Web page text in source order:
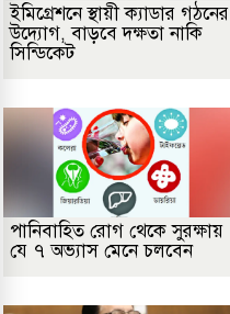
ইমিগ্রেশনে স্থায়ী ক্যাডার গঠনের
উদ্যোগ, বাড়বে দক্ষতা নাকি
সিন্ডিকেট
পানিবাহিত রোগ থেকে সুরক্ষায়
যে ৭ অভ্যাস মেনে চলবেন